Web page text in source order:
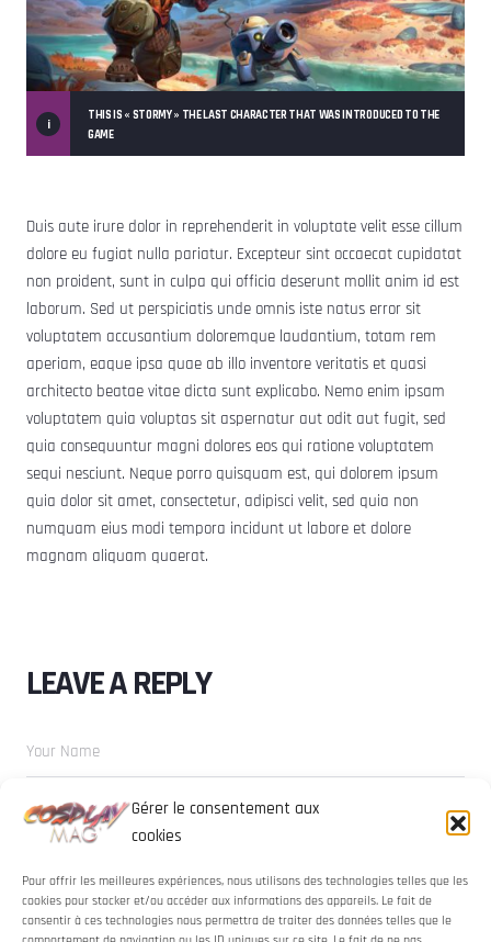
Gérer le consentement aux
cookies
Pour offrir les meilleures expériences, nous utilisons des technologies telles que les
cookies pour stocker et/ou accéder aux informations des appareils. Le fait de
consentir à ces technologies nous permettra de traiter des données telles que le
THIS IS « STORMY » THE LAST CHARACTER THAT WAS INTRODUCED TO THE
GAME
Duis aute irure dolor in reprehenderit in voluptate velit esse cillum
dolore eu fugiat nulla pariatur. Excepteur sint occaecat cupidatat
non proident, sunt in culpa qui officia deserunt mollit anim id est
laborum. Sed ut perspiciatis unde omnis iste natus error sit
voluptatem accusantium doloremque laudantium, totam rem
aperiam, eaque ipsa quae ab illo inventore veritatis et quasi
architecto beatae vitae dicta sunt explicabo. Nemo enim ipsam
voluptatem quia voluptas sit aspernatur aut odit aut fugit, sed
quia consequuntur magni dolores eos qui ratione voluptatem
sequi nesciunt. Neque porro quisquam est, qui dolorem ipsum
quia dolor sit amet, consectetur, adipisci velit, sed quia non
numquam eius modi tempora incidunt ut labore et dolore
magnam aliquam quaerat.
LEAVE A REPLY